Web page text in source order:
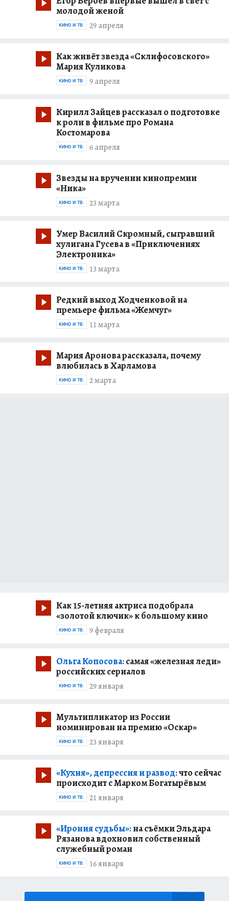
молодой женой
29 апреля
КИНО И ТВ.
Как живёт звезда «Склифосовского»
Мария Куликова
9 апреля
КИНО И ТВ.
Кирилл Зайцев рассказал о подготовке
к роли в фильме про Романа
Костомарова
6 апреля
КИНО И ТВ.
Звезды на вручении кинопремии
«Ника»
23 марта
КИНО И ТВ.
Умер Василий Скромный, сыгравший
хулигана Гусева в «Приключениях
Электроника»
13 марта
КИНО И ТВ.
Редкий выход Ходченковой на
премьере фильма «Жемчуг»
11 марта
КИНО И ТВ.
Мария Аронова рассказала, почему
влюбилась в Харламова
2 марта
КИНО И ТВ.
Как 15-летняя актриса подобрала
«золотой ключик» к большому кино
9 февраля
КИНО И ТВ.
Ольга Копосова:самая «железная леди»
российских сериалов
29 января
КИНО И ТВ.
Мультипликатор из России
номинирован на премию «Оскар»
23 января
КИНО И ТВ.
«Кухня», депрессия и развод:что сейчас
происходит с Марком Богатырёвым
21 января
КИНО И ТВ.
«Ирония судьбы»:на съёмки Эльдара
Рязанова вдохновил собственный
служебный роман
16 января
КИНО И ТВ.